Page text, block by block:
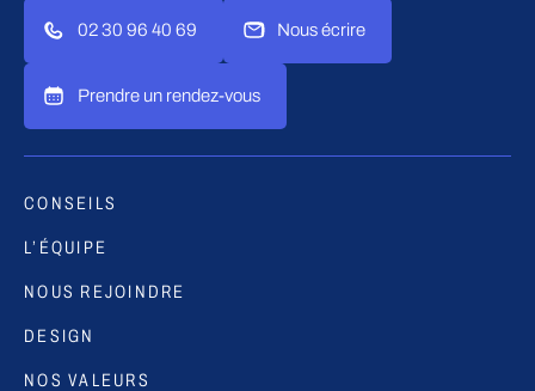
02 30 96 40 69 Nous écrire
Prendre un rendez-vous
CONSEILS
L’ÉQUIPE
NOUS REJOINDRE
DESIGN
NOS VALEURS